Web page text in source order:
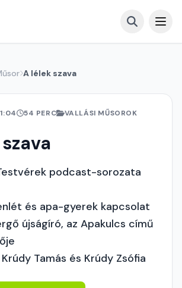
A lélek szava
54 PERC VALLÁSI MŰSOROK
podcast-sorozata
és apa-gyerek kapcsolat
újságíró, az Apakulcs című
Tamás és Krúdy Zsófia